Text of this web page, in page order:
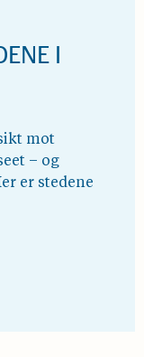
I
mot
– og
er stedene